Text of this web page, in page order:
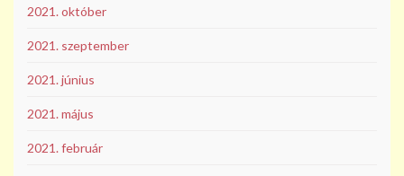
2021. október
2021. szeptember
2021. június
2021. május
2021. február